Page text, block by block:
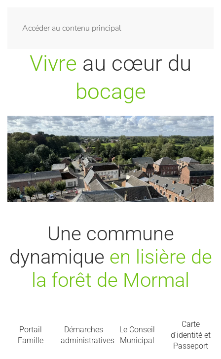
Accéder au contenu principal
Vivre au cœur du
bocage
Une commune
dynamique en lisière de
la forêt de Mormal
Portail
Famille
Démarches
administratives
Le Conseil
Municipal
Carte
d'identité et
Passeport